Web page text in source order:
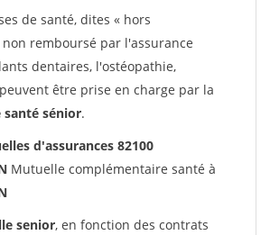
de santé, dites « hors
remboursé par l'assurance
dentaires, l'ostéopathie,
être prise en charge par la
sénior.
d'assurances 82100
Mutuelle complémentaire santé à
senior, en fonction des contrats